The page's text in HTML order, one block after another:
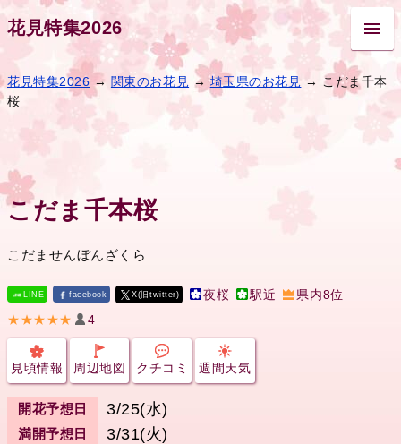
花見特集2026
花見特集2026 → 関東のお花見 →埼玉県のお花見 → こだま千本
桜
こだま千本桜
こだませんぼんざくら
LINE facebook X(旧twitter) 夜桜 駅近 県内8位
★★★★★ 4
見頃情報 周辺地図 クチコミ 週間天気
開花予想日 3/25(水)
満開予想日 3/31(火)